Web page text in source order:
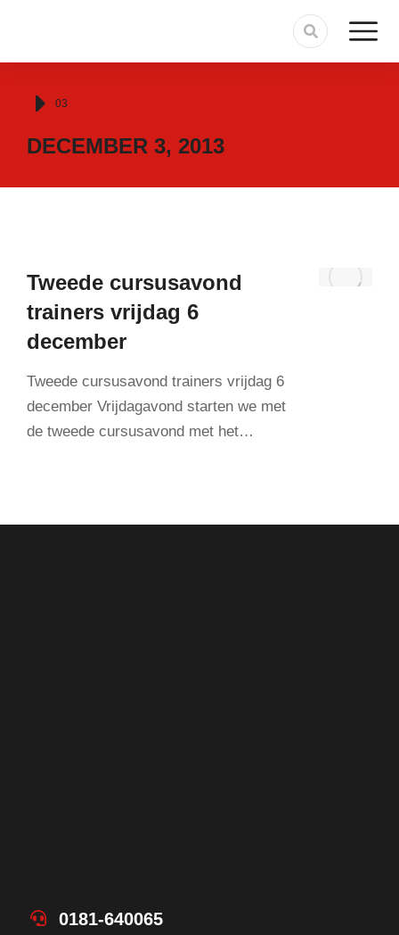
Je bent hier:
03
DECEMBER 3, 2013
Tweede cursusavond
trainers vrijdag 6
december
Tweede cursusavond trainers vrijdag 6
december Vrijdagavond starten we met
de tweede cursusavond met het…
0181-640065